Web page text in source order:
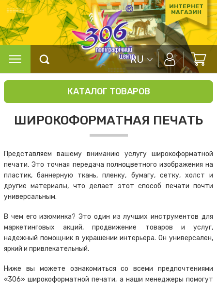
ИНТЕРНЕТ
МАГАЗИН
RU
КАТАЛОГ ТОВАРОВ
ШИРОКОФОРМАТНАЯ ПЕЧАТЬ
Представляем вашему вниманию услугу широкоформатной
печати. Это точная передача полноцветного изображения на
пластик, баннерную ткань, пленку, бумагу, сетку, холст и
другие материалы, что делает этот способ печати почти
универсальным.
В чем его изюминка? Это один из лучших инструментов для
маркетинговых акций, продвижение товаров и услуг,
надежный помощник в украшении интерьера. Он универсален,
яркий и привлекательный.
Ниже вы можете ознакомиться со всеми предпочтениями
«306» широкоформатной печати, а наши менеджеры помогут